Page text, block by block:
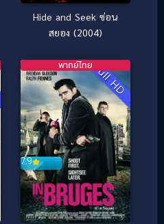
Hide and Seek ซ่อน
สยอง (2004)
Full HD
7.9
พากย์ไทย